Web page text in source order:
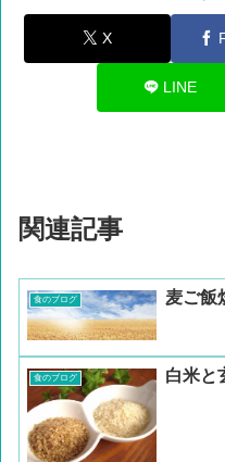
X
LINE
関連記事
食のブログ 麦ご飯
食のブログ 白米と